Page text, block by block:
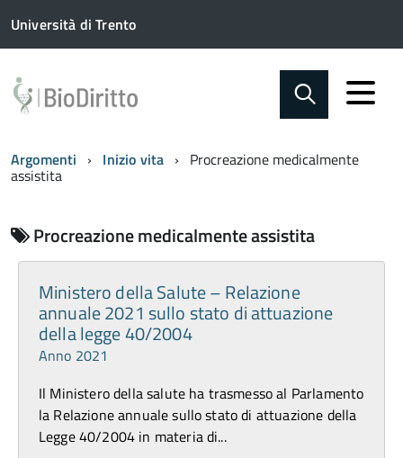
Università di Trento
Argomenti Inizio vita Procreazione medicalmente
assistita
Procreazione medicalmente assistita
Ministero della Salute – Relazione
annuale 2021 sullo stato di attuazione
della legge 40/2004
Anno 2021
Il Ministero della salute ha trasmesso al Parlamento
la Relazione annuale sullo stato di attuazione della
Legge 40/2004 in materia di...